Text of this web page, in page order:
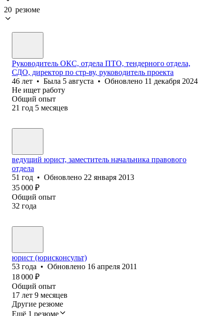
20 резюме
Руководитель ОКС, отдела ПТО, тендерного отдела,
СДО, директор по стр-ву, руководитель проекта
46 лет • Была 5 августа • Обновлено 11 декабря 2024
Не ищет работу
Общий опыт
21 год 5 месяцев
ведущий юрист, заместитель начальника правового
отдела
51 год • Обновлено 22 января 2013
35 000 ₽
Общий опыт
32 года
юрист (юрисконсульт)
53 года • Обновлено 16 апреля 2011
18 000 ₽
Общий опыт
17 лет 9 месяцев
Другие резюме
Ещё 1 резюме